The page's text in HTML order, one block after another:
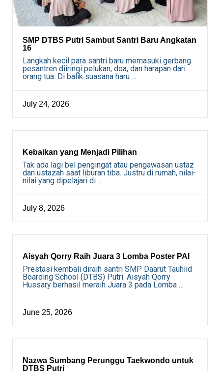
SMP DTBS Putri Sambut Santri Baru Angkatan
16
Langkah kecil para santri baru memasuki gerbang
pesantren diiringi pelukan, doa, dan harapan dari
orang tua. Di balik suasana haru …
July 24, 2026
Kebaikan yang Menjadi Pilihan
Tak ada lagi bel pengingat atau pengawasan ustaz
dan ustazah saat liburan tiba. Justru di rumah, nilai-
nilai yang dipelajari di …
July 8, 2026
Aisyah Qorry Raih Juara 3 Lomba Poster PAI
Prestasi kembali diraih santri SMP Daarut Tauhiid
Boarding School (DTBS) Putri. Aisyah Qorry
Hussary berhasil meraih Juara 3 pada Lomba …
June 25, 2026
Nazwa Sumbang Perunggu Taekwondo untuk
DTBS Putri